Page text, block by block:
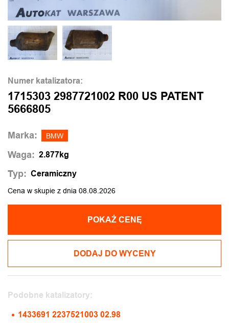
Numer katalizatora:
1715303 2987721002 R00 US PATENT
5666805
Marka: BMW
Waga: 2.877kg
Typ: Ceramiczny
Cena w skupie z dnia 08.08.2026
POKAŻ CENĘ
DODAJ DO WYCENY
Podobne katalizatory:
1433691 2237521003 02.98